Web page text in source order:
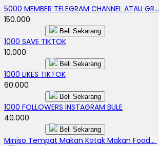
5000 MEMBER TELEGRAM CHANNEL ATAU GR...
150.000
Beli Sekarang
1000 SAVE TIKTOK
10.000
Beli Sekarang
1000 LIKES TIKTOK
60.000
Beli Sekarang
1000 FOLLOWERS INSTAGRAM BULE
40.000
Beli Sekarang
Miniso Tempat Makan Kotak Makan Food...